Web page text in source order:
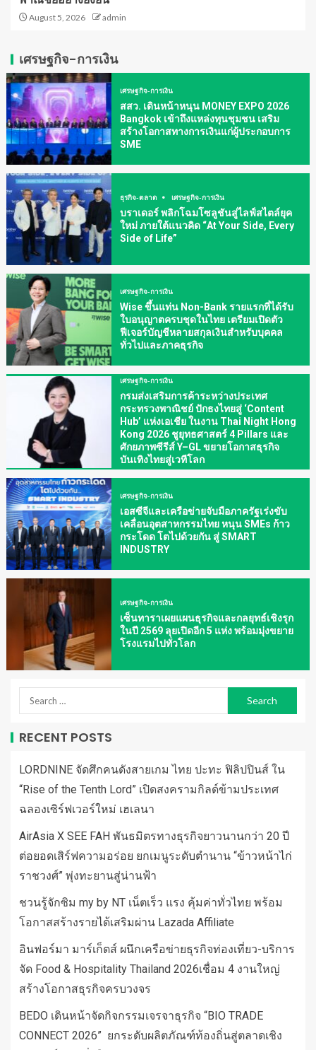
August 5, 2026 admin
เศรษฐกิจ-การเงิน
เศรษฐกิจ-การเงิน
สสว. เดินหน้าหนุน MONEY EXPO 2026
Bangkok เข้าถึงแหล่งทุนชุมชน เสริม
สร้างโอกาสทางการเงินแก่ผู้ประกอบการ
SME
ธุรกิจ-ตลาด เศรษฐกิจ-การเงิน
บราเดอร์ พลิกโฉมโซลูชันสู่ไลฟ์สไตล์ยุค
ใหม่ ภายใต้แนวคิด “At Your Side, Every
Side of Life”
เศรษฐกิจ-การเงิน
Wise ขึ้นแท่น Non-Bank รายแรกที่ได้รับ
ใบอนุญาตครบชุดในไทย เตรียมเปิดตัว
ฟีเจอร์บัญชีหลายสกุลเงินสำหรับบุคคล
ทั่วไปและภาคธุรกิจ
เศรษฐกิจ-การเงิน
กรมส่งเสริมการค้าระหว่างประเทศ
กระทรวงพาณิชย์ ปักธงไทยสู่ ‘Content
Hub’ แห่งเอเชีย ในงาน Thai Night Hong
Kong 2026 ชูยุทธศาสตร์ 4 Pillars และ
ศักยภาพซีรีส์ Y–GL ขยายโอกาสธุรกิจ
บันเทิงไทยสู่เวทีโลก
เศรษฐกิจ-การเงิน
เอสซีจีและเครือข่ายจับมือภาครัฐเร่งขับ
เคลื่อนอุตสาหกรรมไทย หนุน SMEs ก้าว
กระโดด โตไปด้วยกัน สู่ SMART
INDUSTRY
เศรษฐกิจ-การเงิน
เซ็นทาราเผยแผนธุรกิจและกลยุทธ์เชิงรุก
ในปี 2569 ลุยเปิดอีก 5 แห่ง พร้อมมุ่งขยาย
โรงแรมไปทั่วโลก
RECENT POSTS
LORDNINE จัดศึกคนดังสายเกม ไทย ปะทะ ฟิลิปปินส์ ใน
“Rise of the Tenth Lord” เปิดสงครามกิลด์ข้ามประเทศ
ฉลองเซิร์ฟเวอร์ใหม่ เฮเลนา
AirAsia X SEE FAH พันธมิตรทางธุรกิจยาวนานกว่า 20 ปี
ต่อยอดเสิร์ฟความอร่อย ยกเมนูระดับตำนาน “ข้าวหน้าไก่
ราชวงศ์” พุ่งทะยานสู่น่านฟ้า
ชวนรู้จักซิม my by NT เน็ตเร็ว แรง คุ้มค่าทั่วไทย พร้อม
โอกาสสร้างรายได้เสริมผ่าน Lazada Affiliate
อินฟอร์มา มาร์เก็ตส์ ผนึกเครือข่ายธุรกิจท่องเที่ยว-บริการ
จัด Food & Hospitality Thailand 2026เชื่อม 4 งานใหญ่
สร้างโอกาสธุรกิจครบวงจร
BEDO เดินหน้าจัดกิจกรรมเจรจาธุรกิจ “BIO TRADE
CONNECT 2026” ยกระดับผลิตภัณฑ์ท้องถิ่นสู่ตลาดเชิง